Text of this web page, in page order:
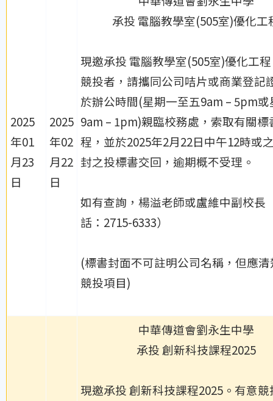
2025
年01
月23
日
2025
年02
月22
日
承投 電腦教學室(505室)優化工
現邀承投 電腦教學室(505室)優化工
競投者，請攜同公司咭片或商業登記
於辦公時間(星期一至五9am – 5pm
9am – 1pm)親臨校務處，索取有關標
程，並於2025年2月22日中午12時或
封之投標書交回，逾期概不受理。
如有查詢，楊溢老師或盧維中副校長
話：2715-6333）
(標書封面不可註明公司名稱，但應
競投項目)
中華傳道會劉永生中學
承投 創新科技課程2025
現邀承投 創新科技課程2025。有意